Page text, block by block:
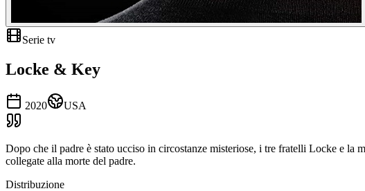
Serie tv
Locke & Key
2020 USA
Dopo che il padre è stato ucciso in circostanze misteriose, i tre fratelli Locke e la
collegate alla morte del padre.
Distribuzione